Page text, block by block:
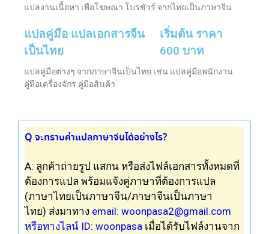
แปลงานเนื้อหา เพื่อโฆษณา โบรชัวร์ จากไทยเป็นภาษาจีน
แปลคู่มือ แปลเอกสารจีน
เป็นไทย
เริ่มต้น ราคา
600 บาท
แปลคู่มือต่างๆ จากภาษาจีนเป็นไทย เช่น แปลคู่มือพนักงาน
คู่มือเครื่องจักร คู่มือสินค้า
Q จะทราบค่าแปลภาษาจีนได้อย่างไร?
A: ลูกค้าถ่ายรูป แสกน หรือส่งไฟล์เอกสารทั้งหมดที่
ต้องการแปล พร้อมแจ้งคู่ภาษาที่ต้องการแปล
(ภาษาไทยเป็นภาษาจีน/ภาษาจีนเป็นภาษา
ไทย) ส่งมาทาง email: woonpasa2@gmail.com
หรือทางไลน์ ID: woonpasa เมื่อได้รับไฟล์งานจาก